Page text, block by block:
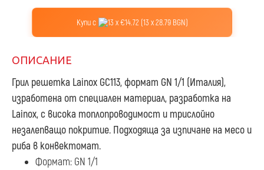
Купи с 13 x €14.72 (13 x 28.79 BGN)
ОПИСАНИЕ
Грил решетка Lainox GC113, формат GN 1/1 (Италия),
изработена от специален материал, разработка на
Lainox, с висока топлопроводимост и трислойно
незалепващо покритие. Подходяща за изпичане на месо и
риба в конвектомат.
Формат: GN 1/1